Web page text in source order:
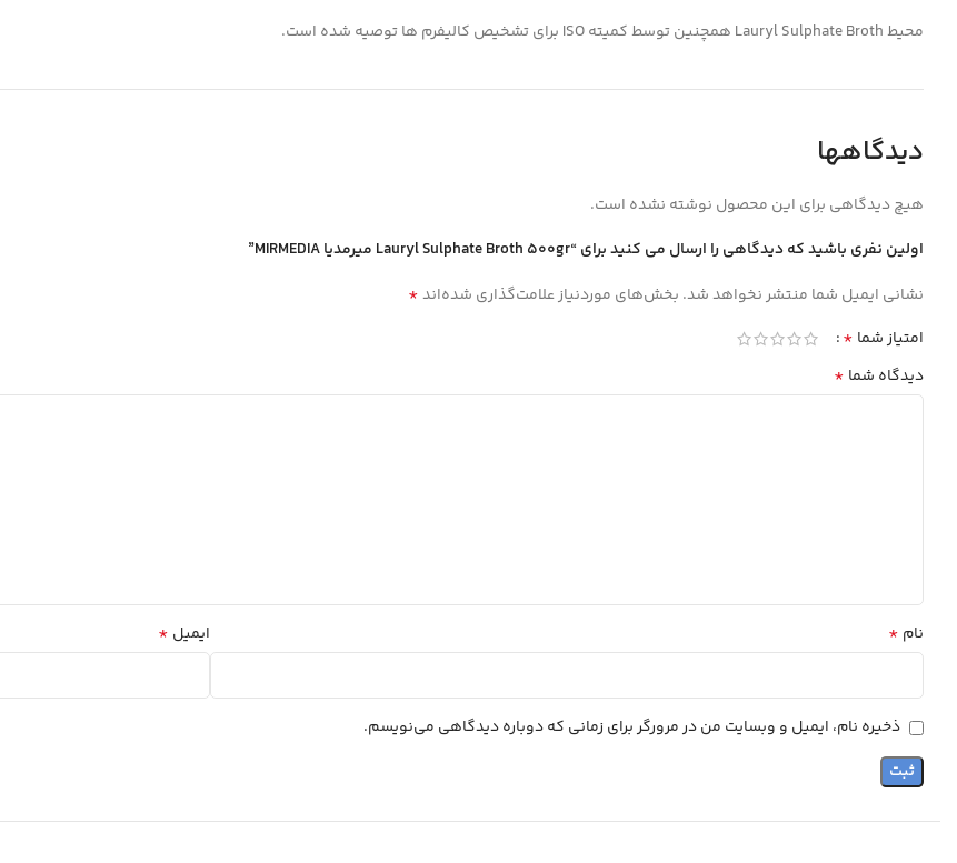
محیط Lauryl Sulphate Broth همچنین توسط کمیته ISO برای تشخیص کالیفرم ها توصیه شده است.
دیدگاهها
هیچ دیدگاهی برای این محصول نوشته نشده است.
اولین نفری باشید که دیدگاهی را ارسال می کنید برای “Lauryl Sulphate Broth 500gr ميرمديا MIRMEDIA”
نشانی ایمیل شما منتشر نخواهد شد. بخش‌های موردنیاز علامت‌گذاری شده‌اند*
امتیاز شما *
دیدگاه شما *
نام * ایمیل *
ذخیره نام، ایمیل و وبسایت من در مرورگر برای زمانی که دوباره دیدگاهی می‌نویسم.